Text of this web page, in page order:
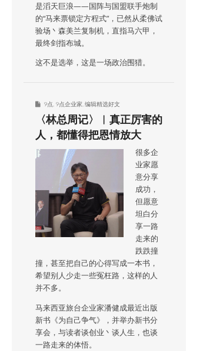
是滔天巨浪——国阵与国盟联手炮制
的“马来票锁定方程式”，已然从柔佛试
验场丶森美兰复制机，直指马六甲，
最终剑指布城。
这不是选举，这是一场政治围猎。
9点 9点企业家 编辑精选好文
〈林总周记〉︱真正厉害的
人，都懂得把恩情放大
很多企
业家愿
意分享
成功，
但愿意
坦白分
享一路
走来的
跌跌撞
撞，甚至把自己的心得写成一本书，
希望别人少走一些冤枉路，这样的人
并不多。
马来西亚旅台企业家潘健成最近出版
新书《为自己争气》，并举办新书分
享会，与读者谈创业丶谈人生，也谈
一路走来的体悟。